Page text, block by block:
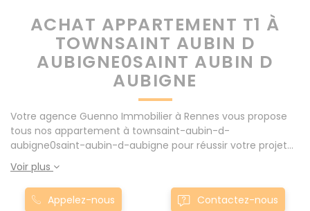
ACHAT APPARTEMENT T1 À
TOWNSAINT AUBIN D
AUBIGNE0SAINT AUBIN D
AUBIGNE
Votre agence Guenno Immobilier à Rennes vous propose
tous nos appartement à townsaint-aubin-d-
aubigne0saint-aubin-d-aubigne pour réussir votre projet
immobilier d' achat. Consultez l'ensemble de nos offres à
Rennes mais également aux alentours : Le Rheu, Pacé,
Montgermont... Nos appartement T1 à townsaint-aubin-d-
aubigne0saint-aubin-d-aubigne sont proposés au meilleur
Voir plus
Appelez-nous Contactez-nous